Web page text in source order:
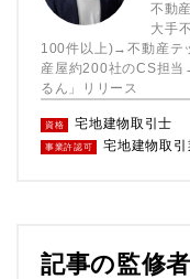
不動
大手
100件以上)→不動産テ
産屋約200社のCS担当
るん」リリース
資格 宅地建物取引士
事業許認可 宅地建物取
記事の監修